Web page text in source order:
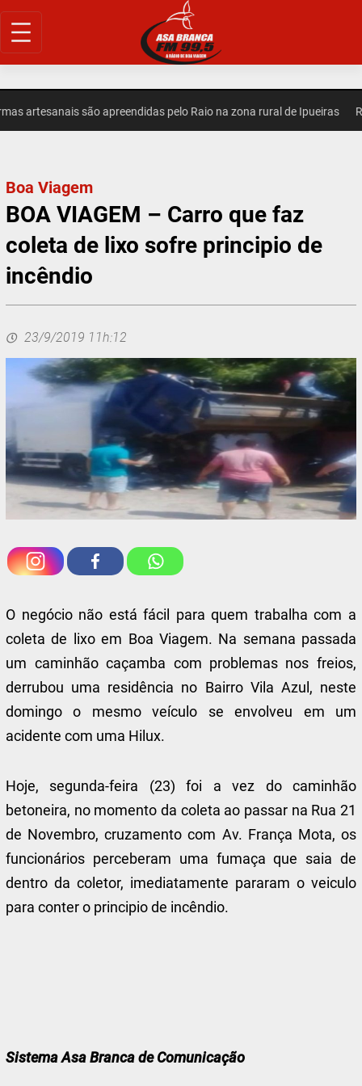
Pular
para
artesanais são apreendidas pelo Raio na zona rural de Ipueiras
Boa Viagem
BOA VIAGEM – Carro que faz
coleta de lixo sofre principio de
incêndio
23/9/2019 11h:12
O negócio não está fácil para quem trabalha com a
coleta de lixo em Boa Viagem. Na semana passada
um caminhão caçamba com problemas nos freios,
derrubou uma residência no Bairro Vila Azul, neste
domingo o mesmo veículo se envolveu em um
acidente com uma Hilux.
Hoje, segunda-feira (23) foi a vez do caminhão
betoneira, no momento da coleta ao passar na Rua 21
de Novembro, cruzamento com Av. França Mota, os
funcionários perceberam uma fumaça que saia de
dentro da coletor, imediatamente pararam o veiculo
para conter o principio de incêndio.
Sistema Asa Branca de Comunicação